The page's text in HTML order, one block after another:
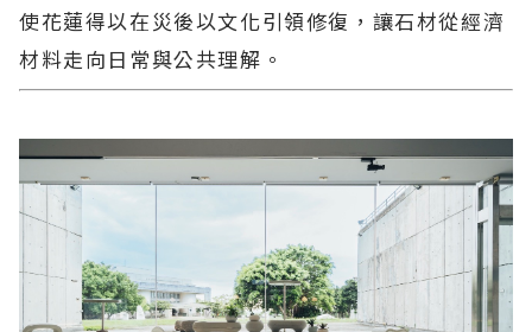
使花蓮得以在災後以文化引領修復，讓石材從經濟
材料走向日常與公共理解。